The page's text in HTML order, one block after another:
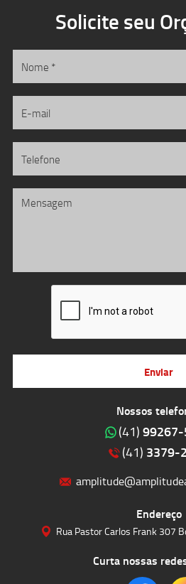
Nossos
(41)
(41) 3379-
Endereço
Rua Pastor Carlos Frank 307
Curta nossas
Solicite seu
Enviar